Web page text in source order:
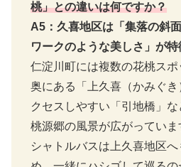
桃」との違いは何ですか？
A5：久喜地区は「集落の斜
ワークのような美しさ」が特
仁淀川町には複数の花桃ス
奥にある「上久喜（かみぐ
クセスしやすい「引地橋」
桃源郷の風景が広がってい
シャトルバスは上久喜地区